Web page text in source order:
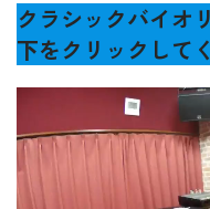
クラシックバ
下をクリックして